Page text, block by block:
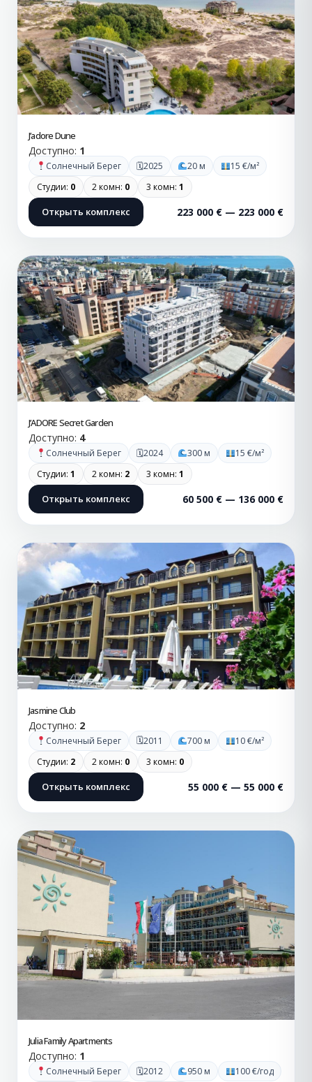
J’adore Dune
Доступно: 1
Солнечный Берег 🗓2025 20 м
15 €/м²
Студии: 0 2 комн: 0 3 комн: 1
Открыть комплекс 223 000 € — 223 000 €
J’ADORE Secret Garden
Доступно: 4
Солнечный Берег 🗓2024 300 м
15 €/м²
Студии: 1 2 комн: 2 3 комн: 1
Открыть комплекс 60 500 € — 136 000 €
Jasmine Club
Доступно: 2
Солнечный Берег 🗓2011 700 м
10 €/м²
Студии: 2 2 комн: 0 3 комн: 0
Открыть комплекс 55 000 € — 55 000 €
Julia Family Apartments
Доступно: 1
Солнечный Берег 🗓2012 950 м
100 €/год